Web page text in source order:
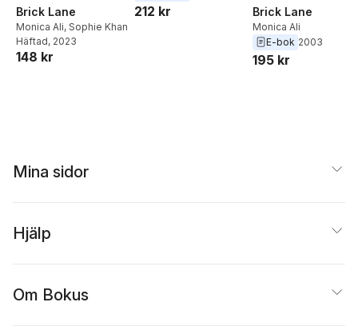
Brick Lane
Monica Ali, Sophie Khan
Häftad, 2023
148 kr
212 kr Brick Lane
Monica Ali
E-bok 2003
195 kr
Mina sidor
Hjälp
Om Bokus